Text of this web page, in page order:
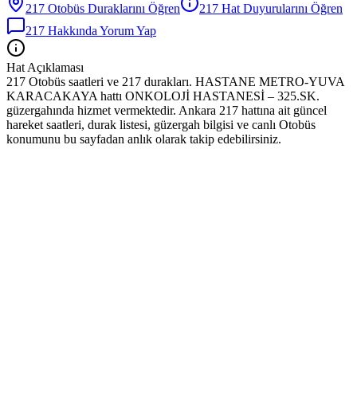
217 Otobüs Duraklarını Öğren 217 Hat Duyurularını Öğren
217 Hakkında Yorum Yap
Hat Açıklaması
217 Otobüs saatleri ve 217 durakları. HASTANE METRO-YUVA
KARACAKAYA hattı ONKOLOJİ HASTANESİ – 325.SK.
güzergahında hizmet vermektedir. Ankara 217 hattına ait güncel
hareket saatleri, durak listesi, güzergah bilgisi ve canlı Otobüs
konumunu bu sayfadan anlık olarak takip edebilirsiniz.